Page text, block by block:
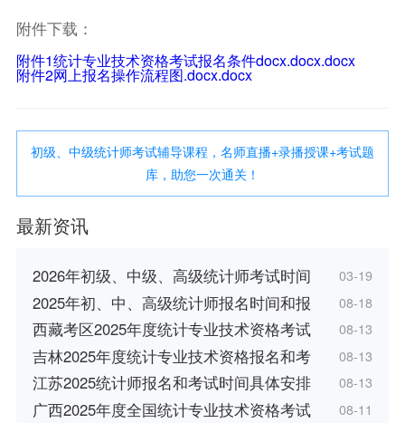
附件下载：
附件1统计专业技术资格考试报名条件docx.docx.docx
附件2网上报名操作流程图.docx.docx
初级、中级统计师考试辅导课程，名师直播+录播授课+考试题
库，助您一次通关！
最新资讯
2026年初级、中级、高级统计师考试时间 03-19
2025年初、中、高级统计师报名时间和报 08-18
西藏考区2025年度统计专业技术资格考试 08-13
吉林2025年度统计专业技术资格报名和考 08-13
江苏2025统计师报名和考试时间具体安排 08-13
广西2025年度全国统计专业技术资格考试 08-11